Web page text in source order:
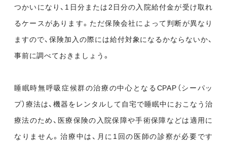
つかいになり、1日分または2日分の入院給付金が受け取れ
るケースがあります。ただ保険会社によって判断が異なり
ますので、保険加入の際には給付対象になるかならないか、
事前に調べておきましょう。
睡眠時無呼吸症候群の治療の中心となるCPAP（シーパッ
プ）療法は、機器をレンタルして自宅で睡眠中におこなう治
療法のため、医療保険の入院保障や手術保障などは適用に
なりません。治療中は、月に1回の医師の診察が必要です